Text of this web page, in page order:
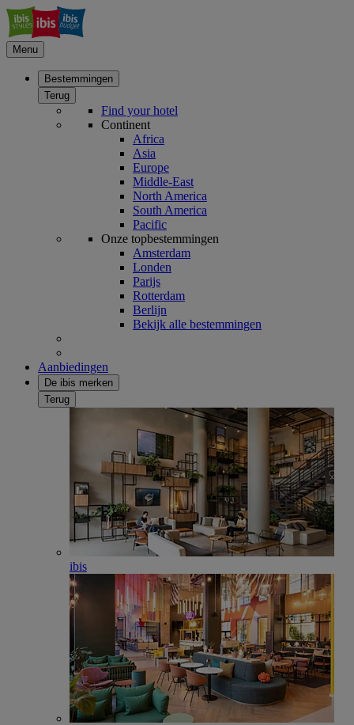
Menu
Bestemmingen
Terug
Find your hotel
Continent
Africa
Asia
Europe
Middle-East
North America
South America
Pacific
Onze topbestemmingen
Amsterdam
Londen
Parijs
Rotterdam
Berlijn
Bekijk alle bestemmingen
Aanbiedingen
De ibis merken
Terug
ibis